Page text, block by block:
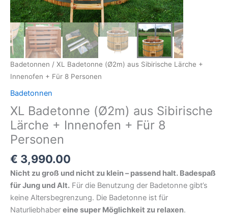
Badetonnen / XL Badetonne (Ø2m) aus Sibirische Lärche +
Innenofen + Für 8 Personen
Badetonnen
XL Badetonne (Ø2m) aus Sibirische
Lärche + Innenofen + Für 8
Personen
€ 3,990.00
Nicht zu groß und nicht zu klein – passend halt. Badespaß
für Jung und Alt. Für die Benutzung der Badetonne gibt’s
keine Altersbegrenzung. Die Badetonne ist für
Naturliebhaber eine super Möglichkeit zu relaxen.